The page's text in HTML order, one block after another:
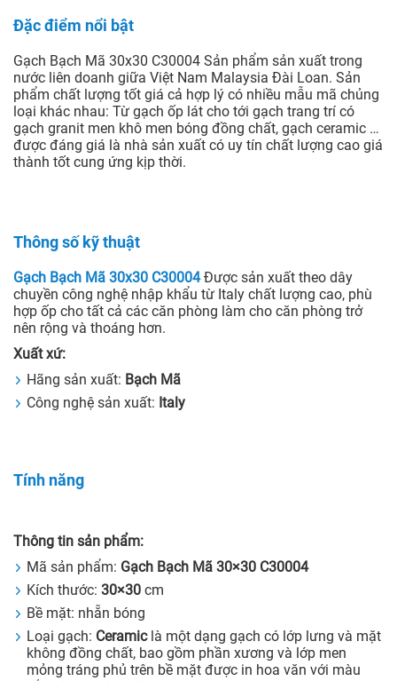
Đặc điểm nổi bật
Gạch Bạch Mã 30x30 C30004 Sản phẩm sản xuất trong
nước liên doanh giữa Việt Nam Malaysia Đài Loan. Sản
phẩm chất lượng tốt giá cả hợp lý có nhiều mẫu mã chủng
loại khác nhau: Từ gạch ốp lát cho tới gạch trang trí có
gạch granit men khô men bóng đồng chất, gạch ceramic …
được đáng giá là nhà sản xuất có uy tín chất lượng cao giá
thành tốt cung ứng kịp thời.
Thông số kỹ thuật
Gạch Bạch Mã 30x30 C30004Được sản xuất theo dây
chuyền công nghệ nhập khẩu từ Italy chất lượng cao, phù
hợp ốp cho tất cả các căn phòng làm cho căn phòng trở
nên rộng và thoáng hơn.
Xuất xứ:
Hãng sản xuất: Bạch Mã
Công nghệ sản xuất: Italy
Tính năng
Thông tin sản phẩm:
Mã sản phẩm: Gạch Bạch Mã 30×30 C30004
Kích thước: 30×30 cm
Bề mặt: nhẵn bóng
Loại gạch: Ceramiclà một dạng gạch có lớp lưng và mặt
không đồng chất, bao gồm phần xương và lớp men
mỏng tráng phủ trên bề mặt được in hoa văn với màu